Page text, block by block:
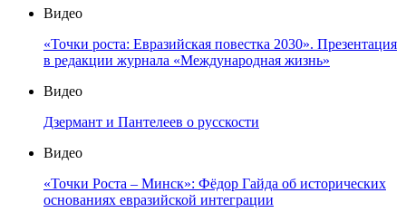
Видео
«Точки роста: Евразийская повестка 2030». Презентация
в редакции журнала «Международная жизнь»
Видео
Дзермант и Пантелеев о русскости
Видео
«Точки Роста – Минск»: Фёдор Гайда об исторических
основаниях евразийской интеграции